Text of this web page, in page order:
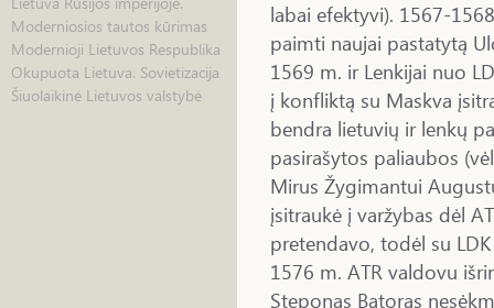
Moderniosios tautos kūrimas
Modernioji Lietuvos Respublika
Okupuota Lietuva. Sovietizacija
Šiuolaikinė Lietuvos valstybė
labai efektyvi). 1567-
paimti naujai pastatytą
1569 m. ir Lenkijai nuo
į konfliktą su Maskva
bendra lietuvių ir lenkų
pasirašytos paliaubos
Mirus Žygimantui
įsitraukė į varžybas dėl
pretendavo, todėl su
1576 m. ATR valdovu
Steponas Batoras